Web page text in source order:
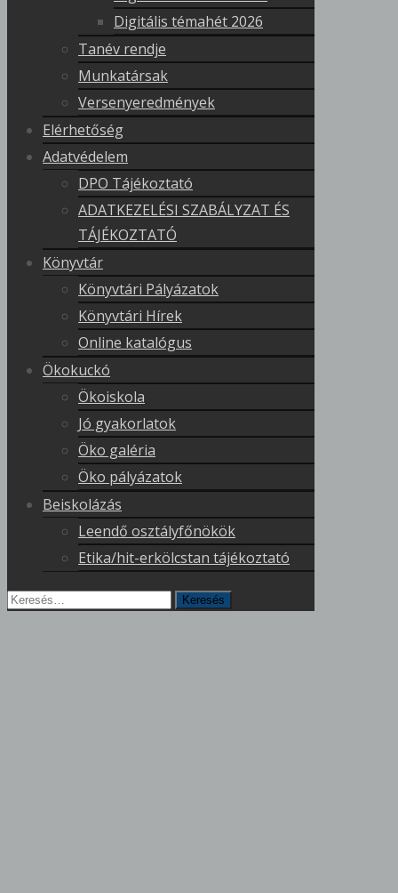
Digitális témahét 2026
Tanév rendje
Munkatársak
Versenyeredmények
Elérhetőség
Adatvédelem
DPO Tájékoztató
ADATKEZELÉSI SZABÁLYZAT ÉS
TÁJÉKOZTATÓ
Könyvtár
Könyvtári Pályázatok
Könyvtári Hírek
Online katalógus
Ökokuckó
Ökoiskola
Jó gyakorlatok
Öko galéria
Öko pályázatok
Beiskolázás
Leendő osztályfőnökök
Etika/hit-erkölcstan tájékoztató
Keresés